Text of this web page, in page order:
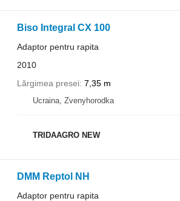
Biso Integral CX 100
Adaptor pentru rapita
2010
Lărgimea presei 7,35 m
Ucraina, Zvenyhorodka
TRIDAAGRO NEW
DMM Reptol NH
Adaptor pentru rapita